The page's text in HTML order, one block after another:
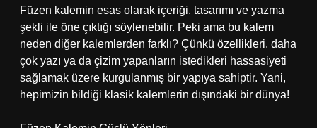
Füzen kalemin esas olarak içeriği, tasarımı ve yazma
şekli ile öne çıktığı söylenebilir. Peki ama bu kalem
neden diğer kalemlerden farklı? Çünkü özellikleri, daha
çok yazı ya da çizim yapanların istedikleri hassasiyeti
sağlamak üzere kurgulanmış bir yapıya sahiptir. Yani,
hepimizin bildiği klasik kalemlerin dışındaki bir dünya!